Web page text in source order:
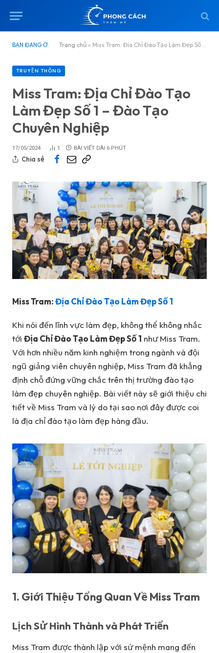
BẠN ĐANG Ở: Trang chủ » Miss Tram: Địa Chỉ Đào Tạo Làm Đẹp Số 1 – Đào Tạo Chuyên Nghiệp
TRUYỀN THÔNG
Miss Tram: Địa Chỉ Đào Tạo
Làm Đẹp Số 1 – Đào Tạo
Chuyên Nghiệp
17/05/2024 1 BÀI VIẾT DÀI 6 PHÚT
Chia sẻ
Miss Tram:Địa Chỉ Đào Tạo Làm Đẹp Số 1
Khi nói đến lĩnh vực làm đẹp, không thể không nhắc
tới Địa Chỉ Đào Tạo Làm Đẹp Số 1 như Miss Tram.
Với hơn nhiều năm kinh nghiệm trong ngành và đội
ngũ giảng viên chuyên nghiệp, Miss Tram đã khẳng
định chỗ đứng vững chắc trên thị trường đào tạo
làm đẹp chuyên nghiệp. Bài viết này sẽ giới thiệu chi
tiết về Miss Tram và lý do tại sao nơi đây được coi
là địa chỉ đào tạo làm đẹp hàng đầu.
1. Giới Thiệu Tổng Quan Về Miss Tram
Lịch Sử Hình Thành và Phát Triển
Miss Tram được thành lập với sứ mệnh mang đến